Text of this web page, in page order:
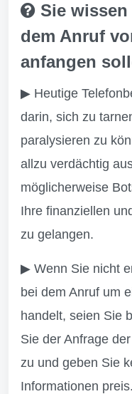
Sie
dem Anruf
anfangen
▶ Heutige
darin, sich zu
paralysieren zu
allzu verdächtig
möglicherweise
Ihre finanziellen
zu gelangen.
▶ Wenn Sie nicht
bei dem Anruf um
handelt, seien Sie
Sie der Anfrage
zu und geben Sie
Informationen